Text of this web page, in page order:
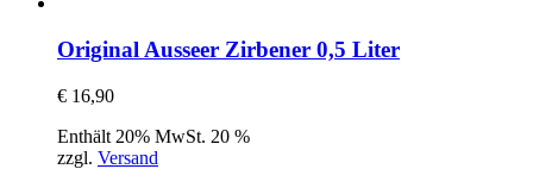
Original Ausseer Zirbener 0,5 Liter
€ 16,90
Enthält 20% MwSt. 20 %
zzgl. Versand